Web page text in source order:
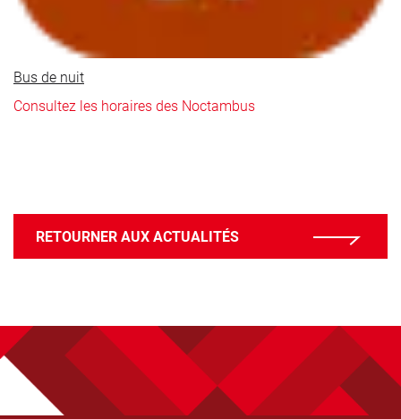
Bus de nuit
Consultez les horaires des Noctambus
RETOURNER AUX ACTUALITÉS